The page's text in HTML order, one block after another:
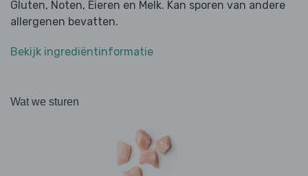
Gluten, Noten, Eieren en Melk. Kan sporen van andere
allergenen bevatten.
Bekijk ingrediëntinformatie
Wat we sturen